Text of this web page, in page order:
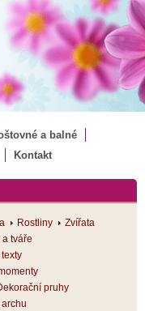
a balné
Kontakt
Rostliny
Zvířata
a tváře
pruhy